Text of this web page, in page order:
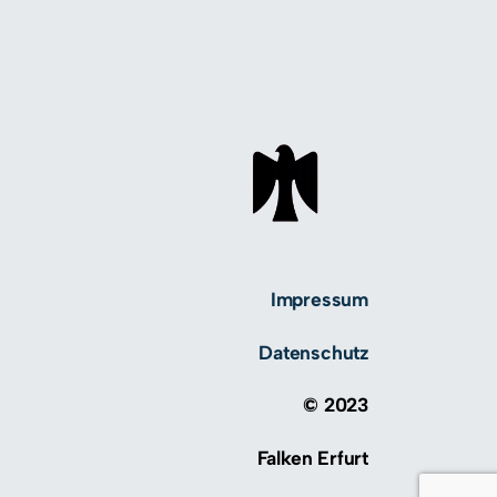
Impressum
Datenschutz
© 2023
Falken Erfurt